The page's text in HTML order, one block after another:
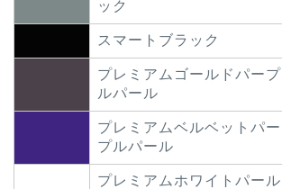
ック
スマートブラック
プレミアムゴールドパープ
ルパール
プレミアムベルベットパー
プルパール
プレミアムホワイトパール